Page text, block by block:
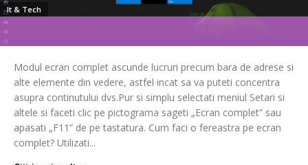
It & Tech
Modul ecran complet ascunde lucruri precum bara de adrese si
alte elemente din vedere, astfel incat sa va puteti concentra
asupra continutului dvs.Pur si simplu selectati meniul Setari si
altele si faceti clic pe pictograma sageti „Ecran complet” sau
apasati „F11” de pe tastatura. Cum faci o fereastra pe ecran
complet? Utilizati...